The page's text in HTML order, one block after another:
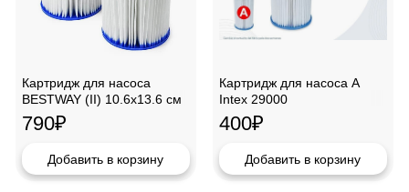
Картридж для насоса
BESTWAY (II) 10.6x13.6 см
58094
790₽
Добавить в корзину
Картридж для насоса A
Intex 29000
400₽
Добавить в корзину